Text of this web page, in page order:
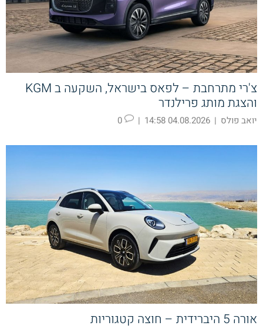
צ'רי מתרחבת – לפאס בישראל, השקעה ב KGM
והצגת מותג פרילנדר
יואב פולס |
04.08.2026 14:58
|
אורה 5 היברידית – חוצה קטגוריות